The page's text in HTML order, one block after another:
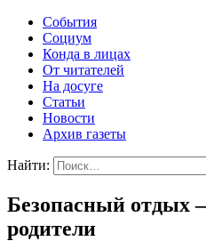
События
Социум
Конда в лицах
От читателей
На досуге
Статьи
Новости
Архив газеты
Найти:
Безопасный отдых
родители